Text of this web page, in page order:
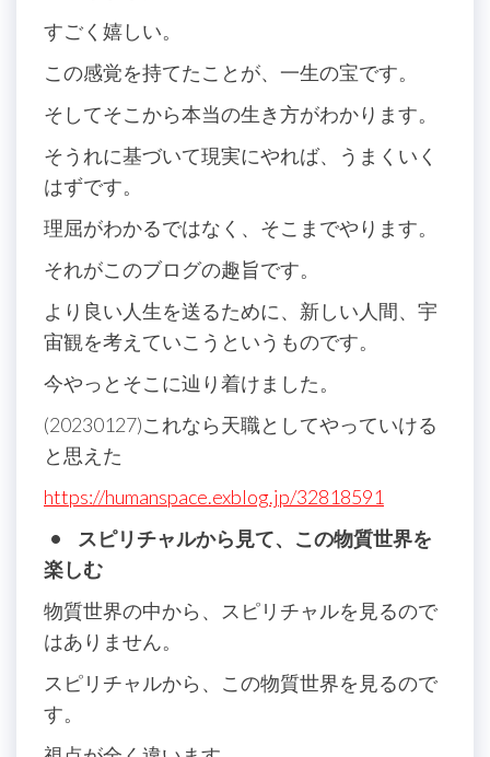
すごく嬉しい。
この感覚を持てたことが、一生の宝です。
そしてそこから本当の生き方がわかります。
そうれに基づいて現実にやれば、うまくいく
はずです。
理屈がわかるではなく、そこまでやります。
それがこのブログの趣旨です。
より良い人生を送るために、新しい人間、宇
宙観を考えていこうというものです。
今やっとそこに辿り着けました。
(20230127)これなら天職としてやっていける
と思えた
https://humanspace.exblog.jp/32818591
• スピリチャルから見て、この物質世界を
楽しむ
物質世界の中から、スピリチャルを見るので
はありません。
スピリチャルから、この物質世界を見るので
す。